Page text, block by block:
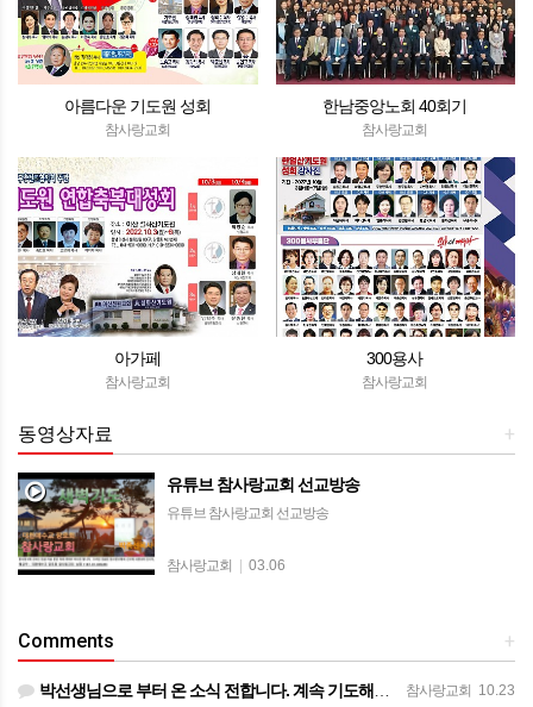
아름다운 기도원 성회
참사랑교회
한남중앙노회 40회기
참사랑교회
아가페
참사랑교회
300용사
참사랑교회
+
동영상자료
유튜브 참사랑교회 선교방송
유튜브 참사랑교회 선교방송
참사랑교회 | 03.06
+
Comments
참사랑교회 10.23
박선생님으로 부터 온 소식 전합니다. 계속 기도해주시기를 부탁드립니다. ㅡㅡㅡㅡ 목사님 ~ 종양이 아직은 작…